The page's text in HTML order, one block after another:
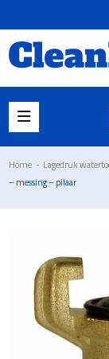
Home - Lagedruk
– messing – pilaar